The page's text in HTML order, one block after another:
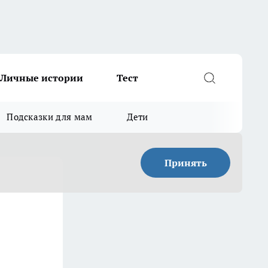
Личные истории Тест
Подсказки для мам Дети
Принять